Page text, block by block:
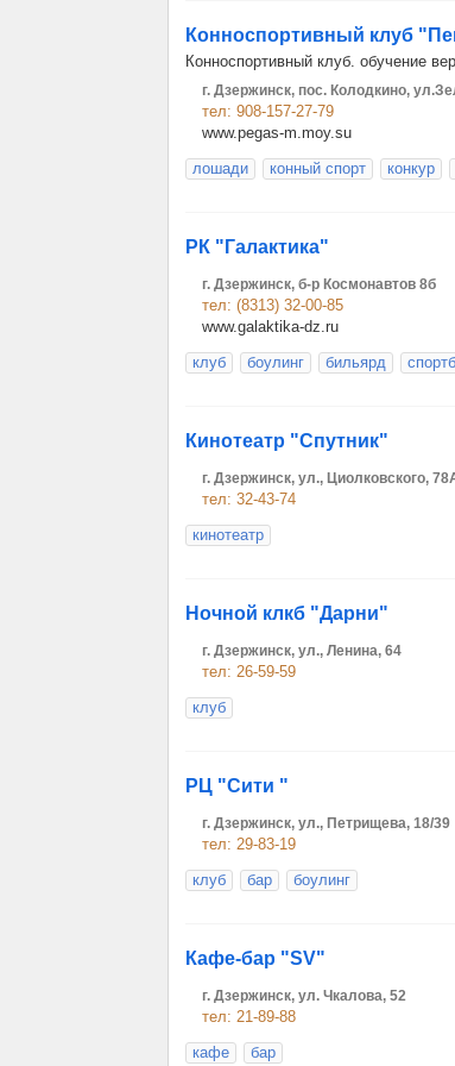
Конноспортивный клуб
Конноспортивный клуб. обучение
г. Дзержинск, пос. Колодкино,
тел: 908-157-27-79
www.pegas-m.moy.su
лошади
конный спорт конкур
РК "Галактика"
г. Дзержинск, б-р Космонавтов 8б
тел: (8313) 32-00-85
www.galaktika-dz.ru
клуб
боулинг бильярд
Кинотеатр "Спутник"
г. Дзержинск, ул., Циолковского,
тел: 32-43-74
кинотеатр
Ночной клкб "Дарни"
г. Дзержинск, ул., Ленина, 64
тел: 26-59-59
клуб
РЦ "Сити "
г. Дзержинск, ул., Петрищева, 18/39
тел: 29-83-19
клуб
бар боулинг
Кафе-бар "SV"
г. Дзержинск, ул. Чкалова, 52
тел: 21-89-88
кафе
бар